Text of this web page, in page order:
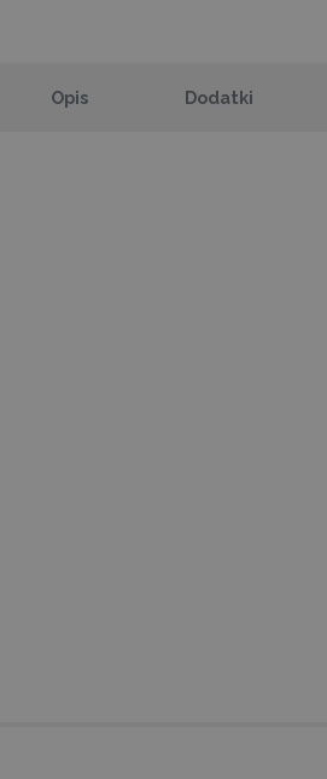
Opis Dodatki